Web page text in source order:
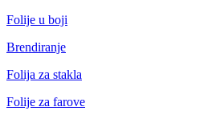
Folije u boji
Brendiranje
Folija za stakla
Folije za farove